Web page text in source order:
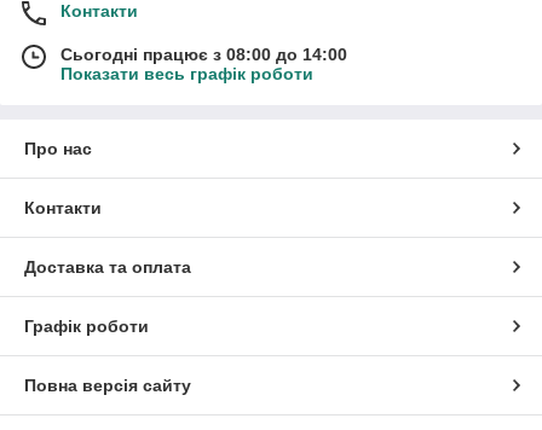
Контакти
Сьогодні працює з 08:00 до 14:00
Показати весь графік роботи
Про нас
Контакти
Доставка та оплата
Графік роботи
Повна версія сайту